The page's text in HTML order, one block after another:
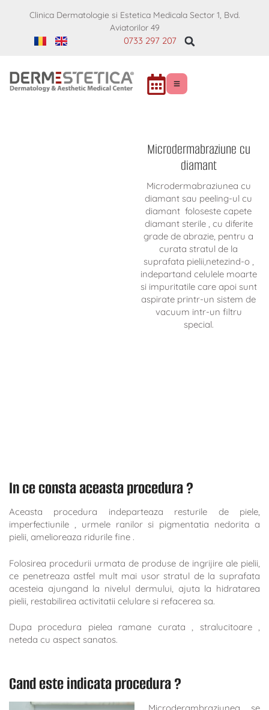
Clinica Dermatologie si Estetica Medicala Sector 1, Bvd.
Aviatorilor 49
0733 297 207
Microdermabraziune cu
diamant
Microdermabraziunea cu
diamant sau peeling-ul cu
diamant foloseste capete
diamant sterile , cu diferite
grade de abrazie, pentru a
curata stratul de la
suprafata pielii,netezind-o ,
indepartand celulele moarte
si impuritatile care apoi sunt
aspirate printr-un sistem de
vacuum intr-un filtru
special.
In ce consta aceasta procedura ?
Aceasta procedura indeparteaza resturile de piele,
imperfectiunile , urmele ranilor si pigmentatia nedorita a
pielii, amelioreaza ridurile fine .
Folosirea procedurii urmata de produse de ingrijire ale pielii,
ce penetreaza astfel mult mai usor stratul de la suprafata
acesteia ajungand la nivelul dermului, ajuta la hidratarea
pielii, restabilirea activitatii celulare si refacerea sa.
Dupa procedura pielea ramane curata , stralucitoare ,
neteda cu aspect sanatos.
Cand este indicata procedura ?
Microderambraziunea se